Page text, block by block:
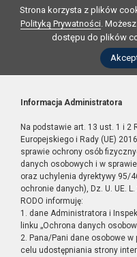
Strona korzysta z plików
Polityką Prywatności.
dostępu do plików
Informacja Administratora
Na podstawie art. 13 ust. 1 i 2
Europejskiego i Rady (UE)
sprawie ochrony osób
danych osobowych i w
oraz uchylenia dyrektywy 95/
ochronie danych), Dz. U. UE.
RODO informuję:
1. dane Administratora i
linku „Ochrona danych
2. Pana/Pani dane osobowe
celu udostępniania strony